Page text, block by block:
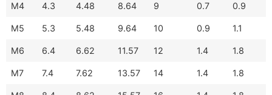
M4 4.3 4.48 8.64 9 0.7 0.9
M5 5.3 5.48 9.64 10 0.9 1.1
M6 6.4 6.62 11.57 12 1.4 1.8
M7 7.4 7.62 13.57 14 1.4 1.8